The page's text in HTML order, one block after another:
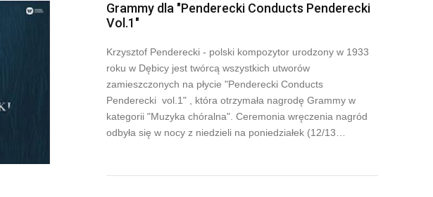
Grammy dla "Penderecki Conducts Penderecki
Vol.1"
Krzysztof Penderecki - polski kompozytor urodzony w 1933
roku w Dębicy jest twórcą wszystkich utworów
zamieszczonych na płycie "Penderecki Conducts
Penderecki vol.1" , która otrzymała nagrodę Grammy w
kategorii "Muzyka chóralna". Ceremonia wręczenia nagród
odbyła się w nocy z niedzieli na poniedziałek (12/13…